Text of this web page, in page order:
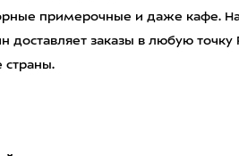
примерочные и даже кафе.
доставляет заказы в любую точку
страны.